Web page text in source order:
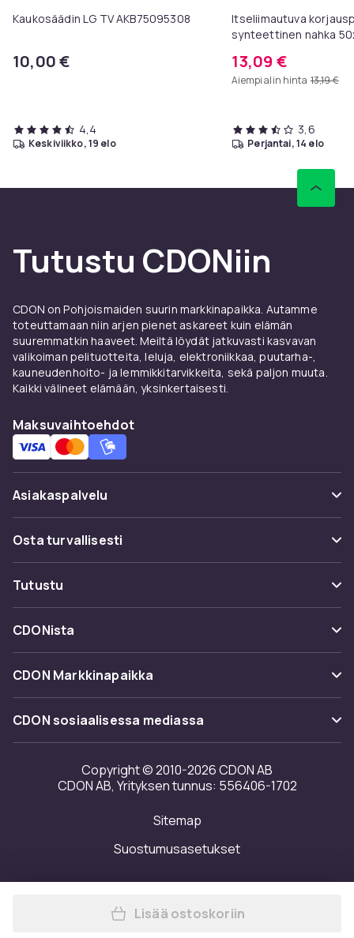
Kaukosäädin LG TV AKB75095308
10,00 €
4,4
keskiviikko, 19 elo
Itseliimautuva
synteettinen nahka
13,09 €
Aiempi alin hinta 13,19 €
3,6
perjantai, 14 elo
Tutustu CDONiin
CDON on Pohjoismaiden suurin markkinapaikka. Autamme
toteuttamaan niin arjen pienet askareet kuin elämän
suuremmatkin haaveet. Meiltä löydät jatkuvasti kasvavan
valikoiman pelituotteita, leluja, elektroniikkaa, puutarha-,
kauneudenhoito- ja lemmikkitarvikkeita, sekä paljon muuta.
Kaikki välineet elämään, yksinkertaisesti.
Maksuvaihtoehdot
Asiakaspalvelu
Usein kysyttyä (UKK)
Seuraa pakettia
Ota yhteyttä
Osta turvallisesti
Maksuvaihtoehdot
Toimitus
Takaisinvedot
Tutustu
Kategoriat
Tuotemerkit
CDONista
Tietoa meistä
Asiakasarvionnit
Investor relations
Saavutettavuusseloste
CDON Markkinapaikka
Merchant Help Center
CDON sosiaalisessa mediassa
Copyright © 2010-2026 CDON AB
CDON AB, Yrityksen tunnus: 556406-1702
Sitemap
Suostumusasetukset
Lisää TRIX IFF
Lisää ostoskoriin